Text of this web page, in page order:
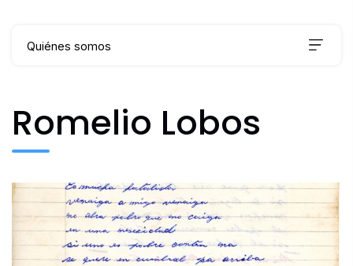
Quiénes somos
Archivo Fotográfico y Documental
Historial
Romelio Lobos